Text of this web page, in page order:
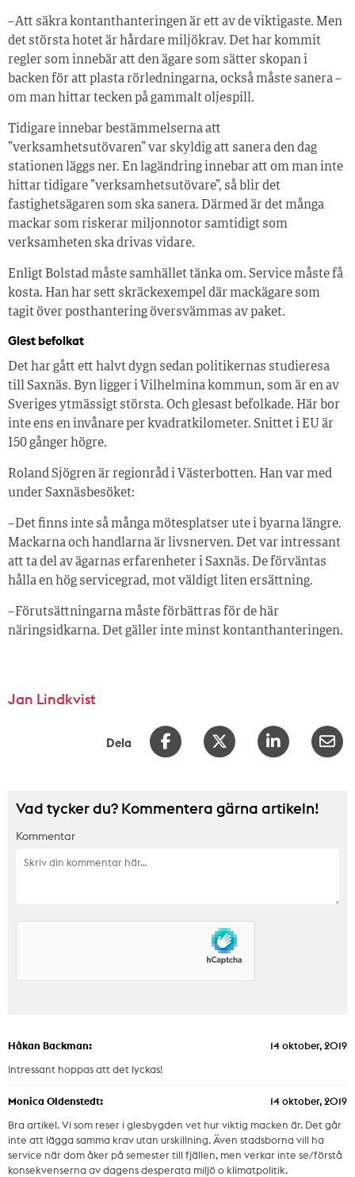
– Att säkra kontanthanteringen är ett av de viktigaste. Men
det största hotet är hårdare miljökrav. Det har kommit
regler som innebär att den ägare som sätter skopan i
backen för att plasta rörledningarna, också måste sanera –
om man hittar tecken på gammalt oljespill.
Tidigare innebar bestämmelserna att
”verksamhetsutövaren” var skyldig att sanera den dag
stationen läggs ner. En lagändring innebar att om man inte
hittar tidigare ”verksamhetsutövare”, så blir det
fastighetsägaren som ska sanera. Därmed är det många
mackar som riskerar miljonnotor samtidigt som
verksamheten ska drivas vidare.
Enligt Bolstad måste samhället tänka om. Service måste få
kosta. Han har sett skräckexempel där mackägare som
tagit över posthantering översvämmas av paket.
Glest befolkat
Det har gått ett halvt dygn sedan politikernas studieresa
till Saxnäs. Byn ligger i Vilhelmina kommun, som är en av
Sveriges ytmässigt största. Och glesast befolkade. Här bor
inte ens en invånare per kvadratkilometer. Snittet i EU är
150 gånger högre.
Roland Sjögren är regionråd i Västerbotten. Han var med
under Saxnäsbesöket:
– Det finns inte så många mötesplatser ute i byarna längre.
Mackarna och handlarna är livsnerven. Det var intressant
att ta del av ägarnas erfarenheter i Saxnäs. De förväntas
hålla en hög servicegrad, mot väldigt liten ersättning.
– Förutsättningarna måste förbättras för de här
näringsidkarna. Det gäller inte minst kontanthanteringen.
Jan Lindkvist
Dela
Vad tycker du? Kommentera gärna artikeln!
Kommentar
Håkan Backman:
14 oktober, 2019
Intressant hoppas att det lyckas!
Monica Oldenstedt:
14 oktober, 2019
Bra artikel. Vi som reser i glesbygden vet hur viktig macken är. Det går
inte att lägga samma krav utan urskillning. Även stadsborna vill ha
service när dom åker på semester till fjällen, men verkar inte se/förstå
konsekvenserna av dagens desperata miljö o klimatpolitik.